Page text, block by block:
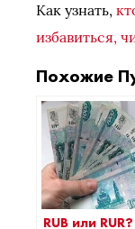
Как узнать,
избавиться,
Похожие
RUB или RUR?